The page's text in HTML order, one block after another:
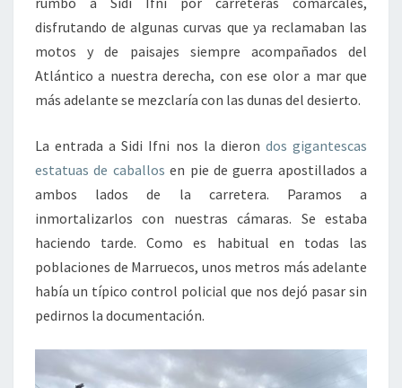
disfrutando de algunas curvas que ya reclamaban las
motos y de paisajes siempre acompañados del
Atlántico a nuestra derecha, con ese olor a mar que
más adelante se mezclaría con las dunas del desierto.
La entrada a Sidi Ifni nos la dieron dos gigantescas
estatuas de caballos en pie de guerra apostillados a
ambos lados de la carretera. Paramos a
inmortalizarlos con nuestras cámaras. Se estaba
haciendo tarde. Como es habitual en todas las
poblaciones de Marruecos, unos metros más adelante
había un típico control policial que nos dejó pasar sin
pedirnos la documentación.